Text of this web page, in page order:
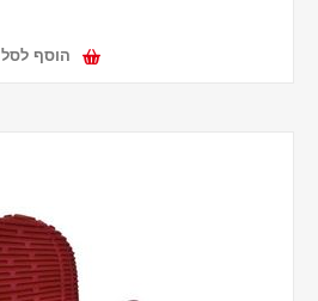
הוסף לסל